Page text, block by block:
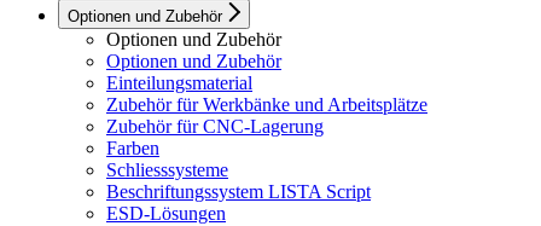
Optionen und Zubehör
Optionen und Zubehör
Optionen und Zubehör
Einteilungsmaterial
Zubehör für Werkbänke und Arbeitsplätze
Zubehör für CNC-Lagerung
Farben
Schliesssysteme
Beschriftungssystem LISTA Script
ESD-Lösungen